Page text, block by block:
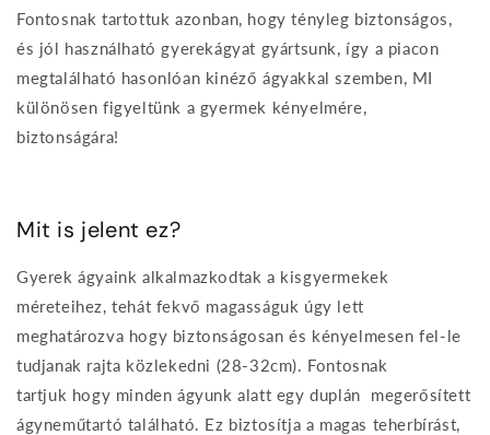
Fontosnak tartottuk azonban, hogy tényleg biztonságos,
és jól használható gyerekágyat gyártsunk, így a piacon
megtalálható hasonlóan kinéző ágyakkal szemben, MI
különösen figyeltünk a gyermek kényelmére,
biztonságára!
Mit is jelent ez?
Gyerek ágyaink alkalmazkodtak a kisgyermekek
méreteihez, tehát fekvő magasságuk úgy lett
meghatározva hogy biztonságosan és kényelmesen fel-le
tudjanak rajta közlekedni (28-32cm). Fontosnak
tartjuk hogy minden ágyunk alatt egy duplán megerősített
ágyneműtartó található. Ez biztosítja a magas teherbírást,